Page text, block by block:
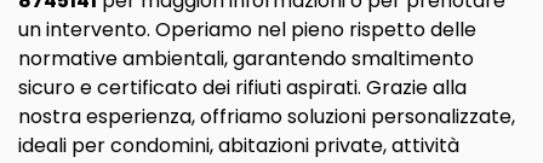
un intervento. Operiamo nel pieno rispetto delle
normative ambientali, garantendo smaltimento
sicuro e certificato dei rifiuti aspirati. Grazie alla
nostra esperienza, offriamo soluzioni personalizzate,
ideali per condomini, abitazioni private, attività